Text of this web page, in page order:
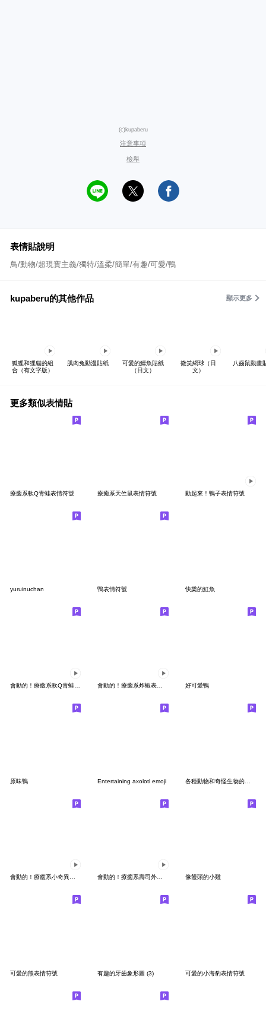
(c)kupaberu
注意事項
檢舉
表情貼說明
鳥/動物/超現實主義/獨特/溫柔/簡單/有趣/可愛/鴨
kupaberu的其他作品 顯示更多
狐狸和狸貓的組
合（有文字版）
肌肉兔動漫貼紙
可愛的鱷魚貼紙
（日文）
微笑網球（日
文）
八齒鼠動畫
更多類似表情貼
療癒系軟Q青蛙表情符號 療癒系天竺鼠表情符號 動起來！鴨子表情符號
yuruinuchan 鴨表情符號 快樂的魟魚
好可愛鴨
原味鴨 Entertaining axolotl emoji 各種動物和奇怪生物的表情符號
會動的！療癒系小奇異鳥表情符號 會動的！療癒系壽司外星人表情符號 像饅頭的小雞
可愛的熊表情符號 有趣的牙齒象形圖 (3) 可愛的小海豹表情符號